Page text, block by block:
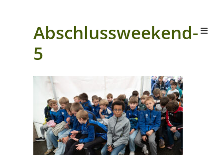
Abschlussweekend-
5